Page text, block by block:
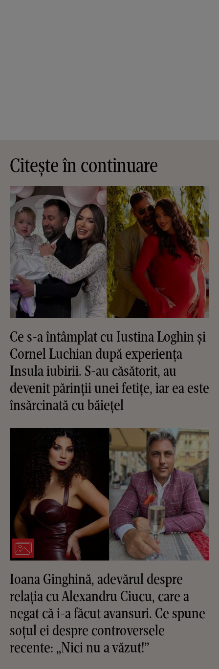
Citește în continuare
Ce s-a întâmplat cu Iustina Loghin și
Cornel Luchian după experiența
Insula iubirii. S-au căsătorit, au
devenit părinții unei fetițe, iar ea este
însărcinată cu băiețel
Ioana Ginghină, adevărul despre
relația cu Alexandru Ciucu, care a
negat că i-a făcut avansuri. Ce spune
soțul ei despre controversele
recente: „Nici nu a văzut!”